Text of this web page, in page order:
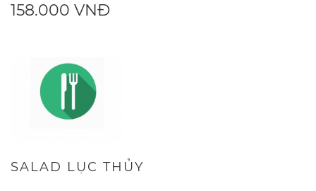
158.000 VNĐ
SALAD LỤC THỦY